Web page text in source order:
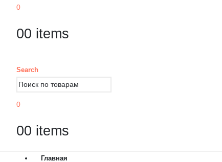
0
00 items
Search
0
00 items
Главная